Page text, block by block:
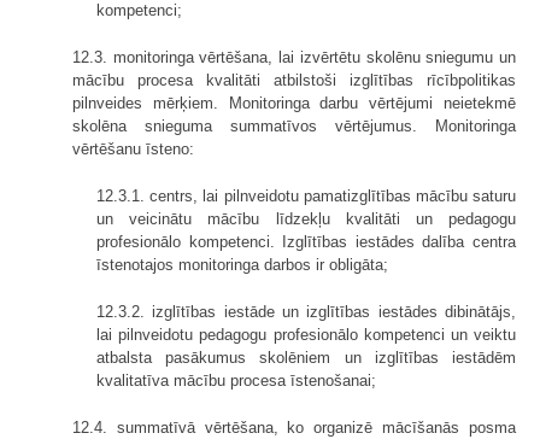
kompetenci;
12.3. monitoringa vērtēšana, lai izvērtētu skolēnu sniegumu un
mācību procesa kvalitāti atbilstoši izglītības rīcībpolitikas
pilnveides mērķiem. Monitoringa darbu vērtējumi neietekmē
skolēna snieguma summatīvos vērtējumus. Monitoringa
vērtēšanu īsteno:
12.3.1. centrs, lai pilnveidotu pamatizglītības mācību saturu
un veicinātu mācību līdzekļu kvalitāti un pedagogu
profesionālo kompetenci. Izglītības iestādes dalība centra
īstenotajos monitoringa darbos ir obligāta;
12.3.2. izglītības iestāde un izglītības iestādes dibinātājs,
lai pilnveidotu pedagogu profesionālo kompetenci un veiktu
atbalsta pasākumus skolēniem un izglītības iestādēm
kvalitatīva mācību procesa īstenošanai;
12.4. summatīvā vērtēšana, ko organizē mācīšanās posma